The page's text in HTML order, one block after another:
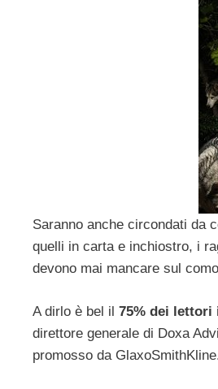
Saranno anche circondati da
quelli in carta e inchiostro, i
devono mai mancare sul
A dirlo è bel il 75% dei lettori
direttore generale di Doxa
promosso da